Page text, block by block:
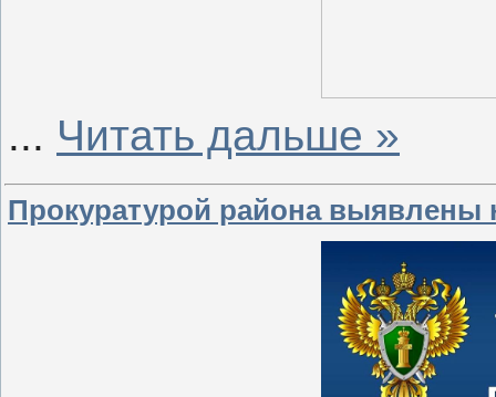
... Читать дальше »
Прокуратурой района выявлены